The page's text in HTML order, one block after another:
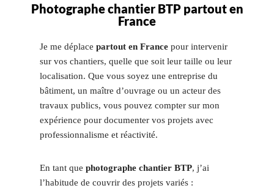
Photographe chantier BTP partout en
France
Je me déplace partout en France pour intervenir
sur vos chantiers, quelle que soit leur taille ou leur
localisation. Que vous soyez une entreprise du
bâtiment, un maître d’ouvrage ou un acteur des
travaux publics, vous pouvez compter sur mon
expérience pour documenter vos projets avec
professionnalisme et réactivité.
En tant que photographe chantier BTP, j’ai
l’habitude de couvrir des projets variés :